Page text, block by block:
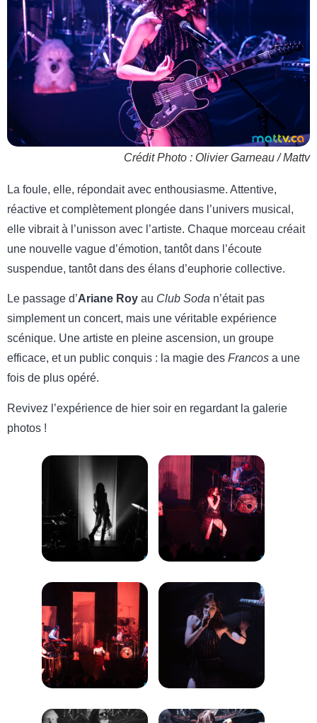
Crédit Photo : Olivier Garneau / Mattv
La foule, elle, répondait avec enthousiasme. Attentive,
réactive et complètement plongée dans l’univers musical,
elle vibrait à l’unisson avec l’artiste. Chaque morceau créait
une nouvelle vague d’émotion, tantôt dans l’écoute
suspendue, tantôt dans des élans d’euphorie collective.
Le passage d’Ariane Roy au Club Soda n’était pas
simplement un concert, mais une véritable expérience
scénique. Une artiste en pleine ascension, un groupe
efficace, et un public conquis : la magie des Francos a une
fois de plus opéré.
Revivez l’expérience de hier soir en regardant la galerie
photos !